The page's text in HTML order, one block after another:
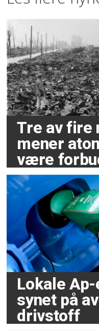
Tre av fire
mener
være
Lokale
synet på
drivstoff